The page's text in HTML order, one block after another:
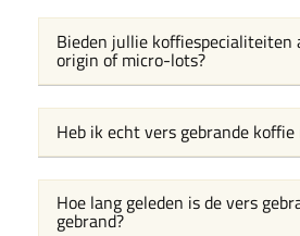
Bieden jullie koffiespecialiteiten
origin of micro-lots?
Heb ik echt vers gebrande koffie
Hoe lang geleden is de vers
gebrand?